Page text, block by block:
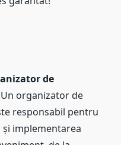
de
Un organizator de
responsabil pentru
implementarea